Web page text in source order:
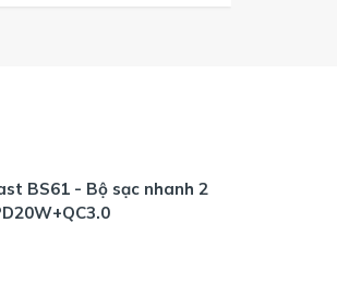
BS61 - Bộ sạc nhanh 2